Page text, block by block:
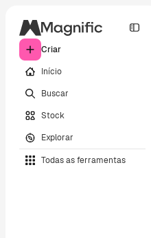
Criar
Início
Buscar
Stock
Explorar
Todas as ferramentas